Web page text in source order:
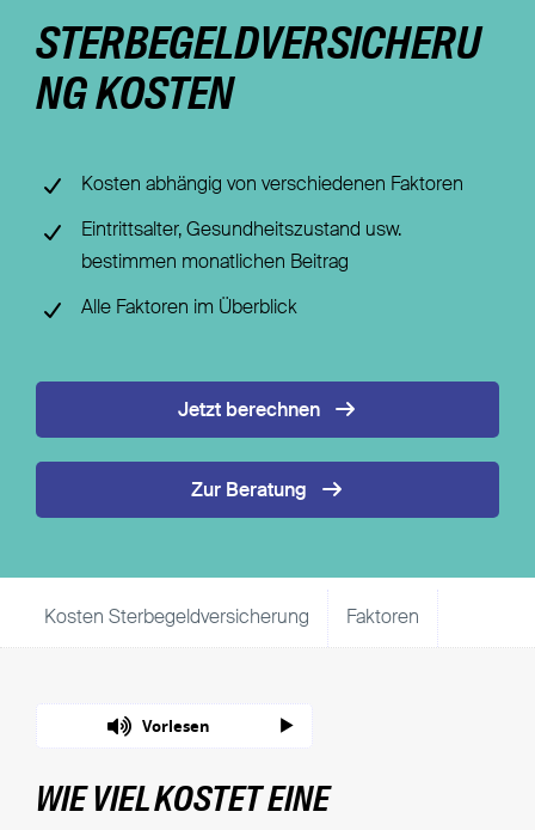
Nachhaltigkeit
Magazin
STERBEGELDVERSICHERU
NG KOSTEN
Kosten abhängig von verschiedenen Faktoren
Eintrittsalter, Gesundheitszustand usw.
bestimmen monatlichen Beitrag
Alle Faktoren im Überblick
Jetzt berechnen
Zur Beratung
Kosten Sterbegeldversicherung Faktoren
Vorlesen
WIE VIEL KOSTET EINE